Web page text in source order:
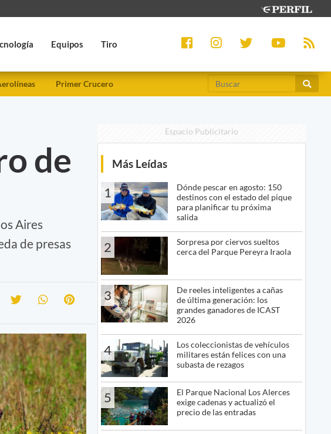
Equipos Tiro
Primer Crucero
de
Aires
de presas
Espacio Publicitario
Más Leídas
1
Dónde pescar en agosto: 150
destinos con el estado del pique
para planificar tu próxima
salida
2
Sorpresa por ciervos sueltos
cerca del Parque Pereyra Iraola
3
De reeles inteligentes a cañas
de última generación: los
grandes ganadores de ICAST
2026
4
Los coleccionistas de vehículos
militares están felices con una
subasta de rezagos
5
El Parque Nacional Los Alerces
exige cadenas y actualizó el
precio de las entradas